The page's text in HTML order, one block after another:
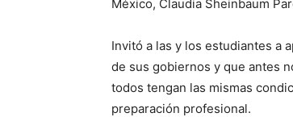
México, Claudia Sheinbaum
Invitó a las y los estudiantes a
de sus gobiernos y que antes
todos tengan las mismas
preparación profesional.